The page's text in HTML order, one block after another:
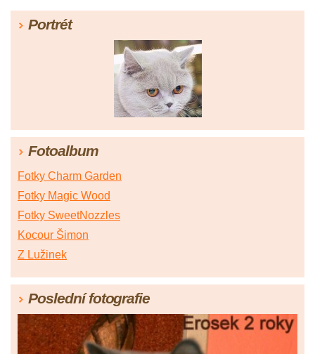
Portrét
Fotoalbum
Fotky Charm Garden
Fotky Magic Wood
Fotky SweetNozzles
Kocour Šimon
Z Lužinek
Poslední fotografie